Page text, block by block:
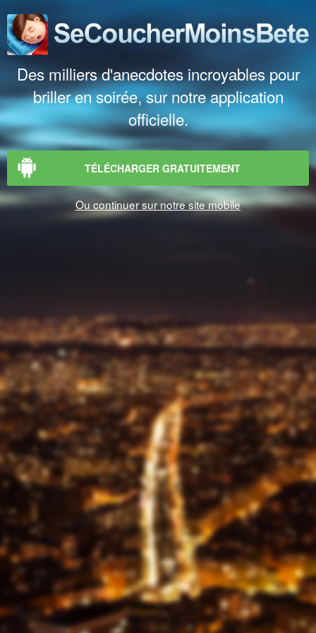
Des milliers d'anecdotes incroyables pour
briller en soirée, sur notre application
officielle.
TÉLÉCHARGER GRATUITEMENT
Ou continuer sur notre site mobile